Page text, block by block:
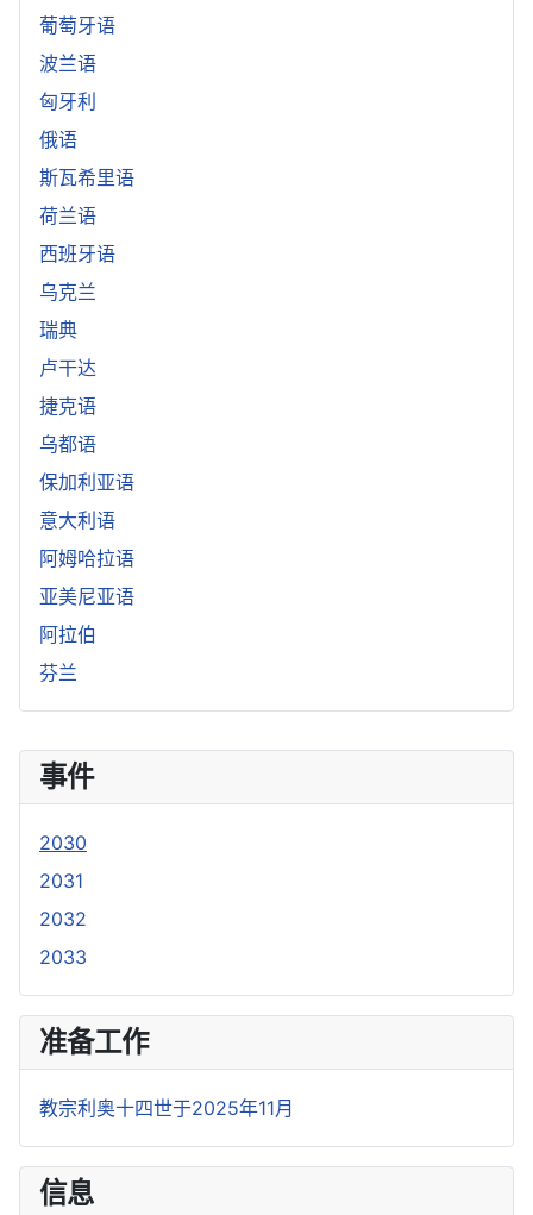
事件
2030
2031
2032
2033
准备工作
教宗利奥十四世于2025年11月
信息
葡萄牙语
波兰语
匈牙利
俄语
斯瓦希里语
荷兰语
西班牙语
乌克兰
瑞典
卢干达
捷克语
乌都语
保加利亚语
意大利语
阿姆哈拉语
亚美尼亚语
阿拉伯
芬兰